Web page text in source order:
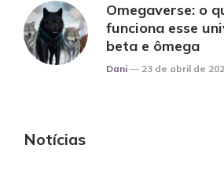
Omegaverse: o
funciona esse
beta e ômega
Posted
Dani 23 de abril de
Notícias